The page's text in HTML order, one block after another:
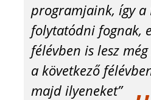
programjaink, így a
folytatódni fognak,
félévben is lesz
a következő
majd ilyeneket”